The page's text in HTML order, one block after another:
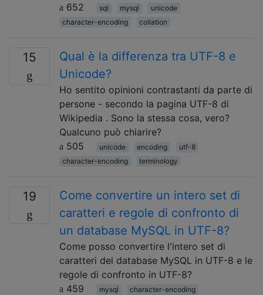
652
sql mysql
unicode
character-encoding
collation
15
Qual è la differenza tra UTF-8 e
Unicode?
Ho sentito opinioni contrastanti da parte di
persone - secondo la pagina UTF-8 di
Wikipedia . Sono la stessa cosa, vero?
Qualcuno può chiarire?
505
unicode encoding
utf-8
character-encoding
terminology
19
Come convertire un intero set di
caratteri e regole di confronto di
un database MySQL in UTF-8?
Come posso convertire l'intero set di
caratteri del database MySQL in UTF-8 e le
regole di confronto in UTF-8?
459
mysql character-encoding